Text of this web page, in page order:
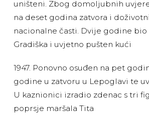
uništeni. Zbog domoljubnih
na deset godina zatvora i
nacionalne časti. Dvije godine bio
Gradiška i uvjetno pušten kući
1947. Ponovno osuđen na pet
godine u zatvoru u Lepoglavi te
U kaznionici izradio zdenac s tri
poprsje maršala Tita